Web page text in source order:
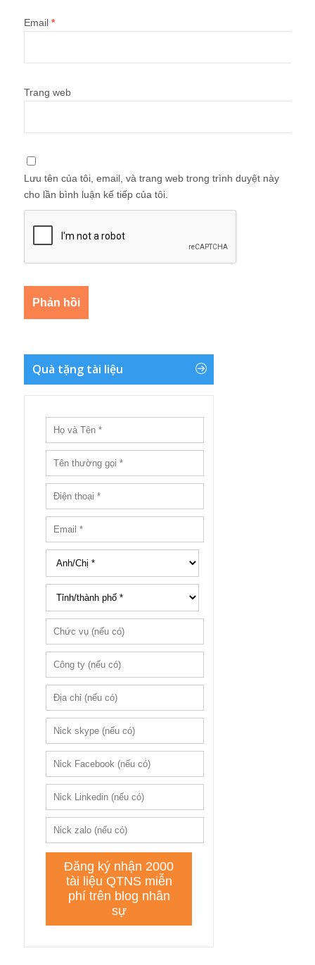
Email *
Trang web
Lưu tên của tôi, email, và trang web trong trình duyệt này
cho lần bình luận kế tiếp của tôi.
Quà tặng tài liệu